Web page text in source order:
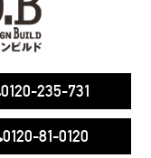
0120-235-731
0120-81-0120